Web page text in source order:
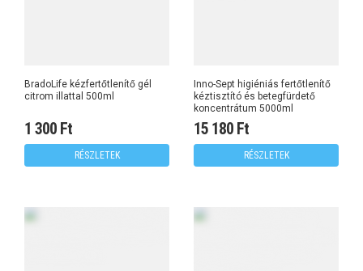
BradoLife kézfertőtlenítő gél
citrom illattal 500ml
1 300 Ft
RÉSZLETEK
Inno-Sept higiéniás fertőtlenítő
kéztisztító és betegfürdető
koncentrátum 5000ml
15 180 Ft
RÉSZLETEK